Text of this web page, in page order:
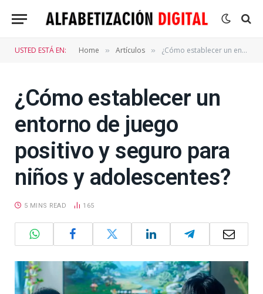
USTED ESTÁ EN: Home » Artículos » ¿Cómo establecer un entorno de juego positivo y seguro para niños y adolescentes?
¿Cómo establecer un
entorno de juego
positivo y seguro para
niños y adolescentes?
5 MINS READ 165